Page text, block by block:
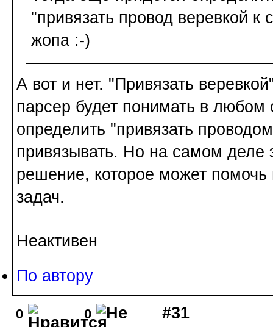
"привязать провод веревкой к
жопа :-)
А вот и нет. "Привязать
парсер будет понимать в любом
определить "привязать
привязывать. Но на самом деле
решение, которое может помочь
задач.
Неактивен
По автору
0 0 #31